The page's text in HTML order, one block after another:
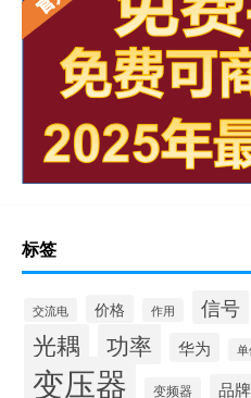
标签
交流电 价格 作用 信号
光耦 功率 华为 单
变压器 变频器 品牌